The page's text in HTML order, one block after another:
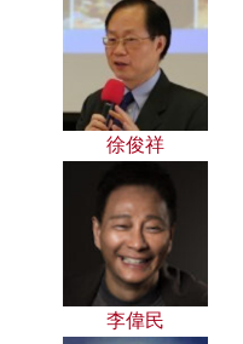
徐俊祥
李偉民